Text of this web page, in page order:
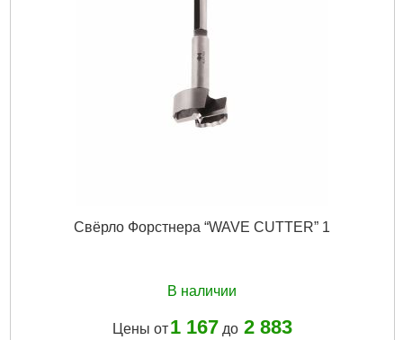
Свёрло Форстнера “WAVE CUTTER” 1
В наличии
Цены от 1 167 до 2 883